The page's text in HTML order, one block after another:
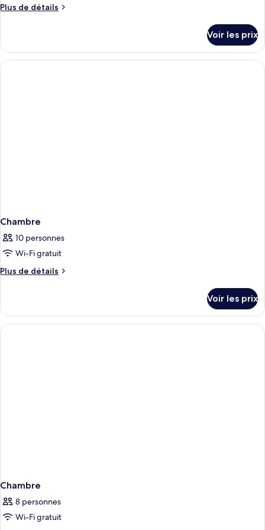
Plus de détails
Plus
le
type
de
Voir les prix
Chambre
10 personnes
Wi-Fi gratuit
Plus de détails
Plus
le
type
de
Voir les prix
Chambre
8 personnes
Wi-Fi gratuit